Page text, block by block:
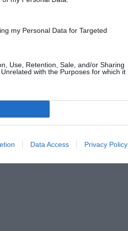
my Personal Data for Targeted
Use, Retention, Sale, and/or Sharing
with the Purposes for which it
Data Access Privacy Policy